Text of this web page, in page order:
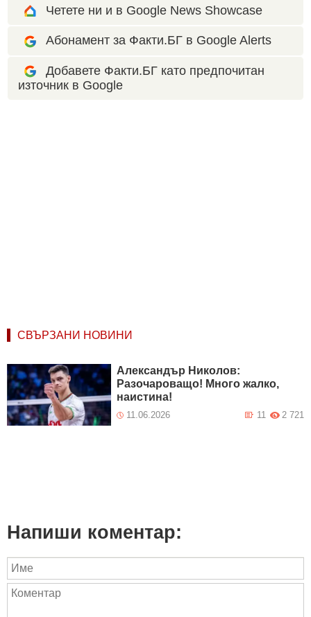
Четете ни и в Google News Showcase
Абонамент за Факти.БГ в Google Alerts
Добавете Факти.БГ като предпочитан
източник в Google
СВЪРЗАНИ НОВИНИ
Александър Николов:
Разочароващо! Много жалко,
наистина!
11.06.2026 2 721
11
Напиши коментар: